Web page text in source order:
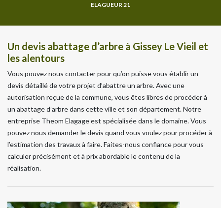
ELAGUEUR 21
Un devis abattage d’arbre à Gissey Le Vieil et
les alentours
Vous pouvez nous contacter pour qu’on puisse vous établir un
devis détaillé de votre projet d’abattre un arbre. Avec une
autorisation reçue de la commune, vous êtes libres de procéder à
un abattage d’arbre dans cette ville et son département. Notre
entreprise Theom Elagage est spécialisée dans le domaine. Vous
pouvez nous demander le devis quand vous voulez pour procéder à
l’estimation des travaux à faire. Faites-nous confiance pour vous
calculer précisément et à prix abordable le contenu de la
réalisation.